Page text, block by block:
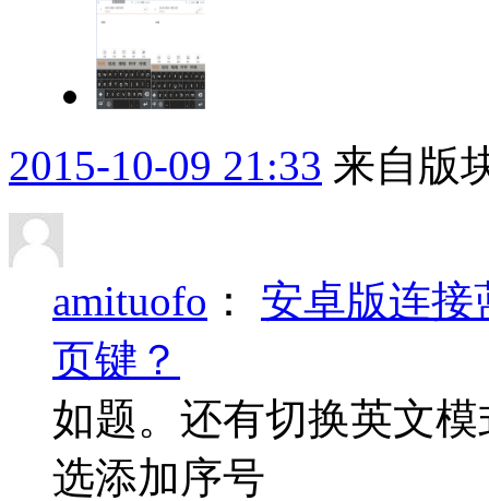
2015-10-09 21:33 来自版
amituofo ： 安卓版连接
页键？
如题。还有切换英文
选添加序号